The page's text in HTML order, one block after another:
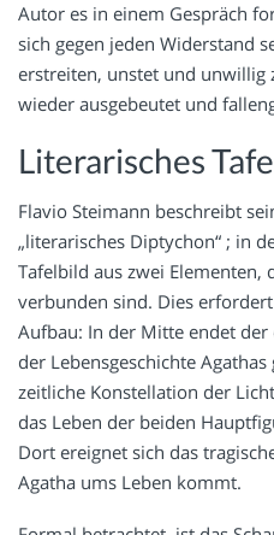
Autor es in einem Gespräch
sich gegen jeden Widerstand
erstreiten, unstet und unwillig
wieder ausgebeutet und
Literarisches
Flavio Steimann beschreibt
„literarisches Diptychon“ ; in
Tafelbild aus zwei Elementen,
verbunden sind. Dies
Aufbau: In der Mitte endet der
der Lebensgeschichte
zeitliche Konstellation der
das Leben der beiden
Dort ereignet sich das
Agatha ums Leben kommt.